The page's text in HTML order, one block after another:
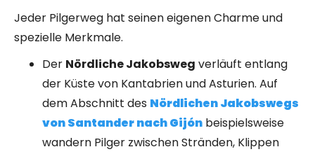
Jeder Pilgerweg hat seinen eigenen Charme und
spezielle Merkmale.
Der Nördliche Jakobsweg verläuft entlang
der Küste von Kantabrien und Asturien. Auf
dem Abschnitt des Nördlichen Jakobswegs
von Santander nach Gijón beispielsweise
wandern Pilger zwischen Stränden, Klippen